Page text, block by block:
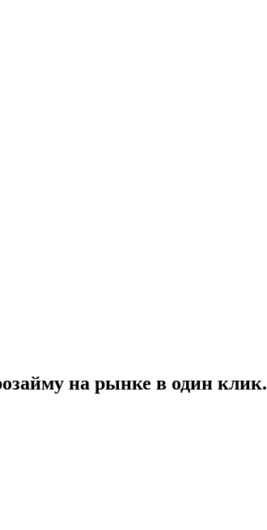
на рынке в один клик.